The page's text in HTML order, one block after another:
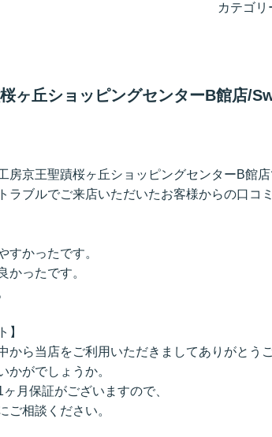
カテゴリ
ヶ丘ショッピングセンターB館店/
房京王聖蹟桜ヶ丘ショッピングセンターB館店
ラブルでご来店いただいたお客様からの口コ
すかったです。
かったです。
】
から当店をご利用いただきましてありがとう
かがでしょうか。
月保証がございますので、
ご相談ください。